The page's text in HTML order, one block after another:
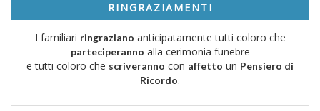
RINGRAZIAMENTI
I familiari ringraziano anticipatamente tutti coloro che
parteciperanno alla cerimonia funebre
e tutti coloro che scriveranno con affetto un Pensiero di
Ricordo.